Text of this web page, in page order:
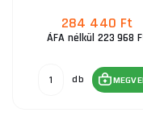
284 440 Ft
ÁFA nélkül 223 968
db